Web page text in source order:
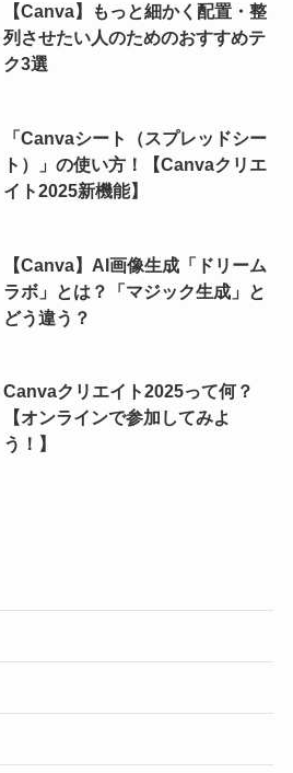
【Canva】もっと細かく配置・整
列させたい人のためのおすすめテ
ク3選
「Canvaシート（スプレッドシー
ト）」の使い方！【Canvaクリエ
イト2025新機能】
【Canva】AI画像生成「ドリーム
ラボ」とは？「マジック生成」と
どう違う？
Canvaクリエイト2025って何？
【オンラインで参加してみよ
う！】